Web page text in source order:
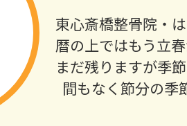
東心斎橋整骨院・
暦の上ではもう立
まだ残りますが季
間もなく節分の